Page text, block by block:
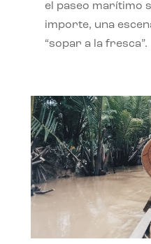
el paseo marítimo
importe, una
“sopar a la fresca”.